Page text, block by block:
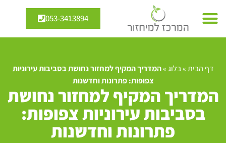
053-3413894
דף הבית»בלוג»המדריך המקיף למחזור נחושת בסביבות עירוניות
צפופות: פתרונות וחדשנות
המדריך המקיף למחזור נחושת
בסביבות עירוניות צפופות:
פתרונות וחדשנות